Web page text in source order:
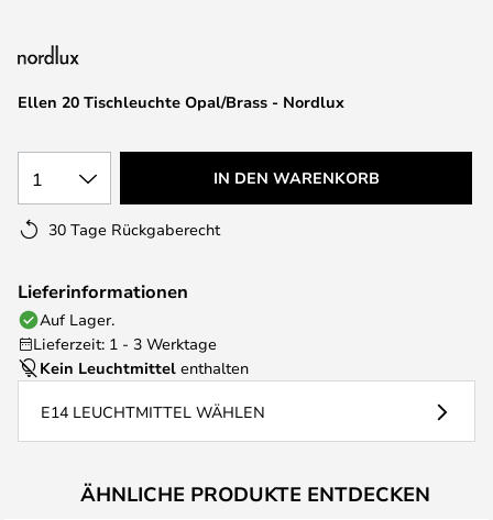
Ellen 20 Tischleuchte Opal/Brass - Nordlux
1 IN DEN WARENKORB
30 Tage Rückgaberecht
Lieferinformationen
Auf Lager.
Lieferzeit: 1 - 3 Werktage
Kein Leuchtmittel enthalten
E14 LEUCHTMITTEL WÄHLEN
ÄHNLICHE PRODUKTE ENTDECKEN